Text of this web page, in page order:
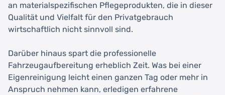
an materialspezifischen Pflegeprodukten, die in dieser
Qualität und Vielfalt für den Privatgebrauch
wirtschaftlich nicht sinnvoll sind.
Darüber hinaus spart die professionelle
Fahrzeugaufbereitung erheblich Zeit. Was bei einer
Eigenreinigung leicht einen ganzen Tag oder mehr in
Anspruch nehmen kann, erledigen erfahrene